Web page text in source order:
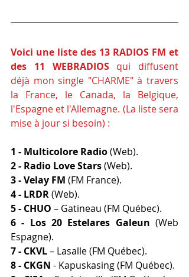
Voici une liste des 13 RADIOS FM et
des 11 WEBRADIOS qui diffusent
déjà mon single "CHARME" à travers
la France, le Canada, la Belgique,
l'Espagne et l'Allemagne. (La liste sera
mise à jour si besoin) :
1 - Multicolore Radio (Web).
2 - Radio Love Stars (Web).
3 - Velay FM (FM France).
4 - LRDR (Web).
5 - CHUO – Gatineau (FM Québec).
6 - Los 20 Estelares Galeun (Web
Espagne).
7 - CKVL – Lasalle (FM Québec).
8 - CKGN - Kapuskasing (FM Québec).